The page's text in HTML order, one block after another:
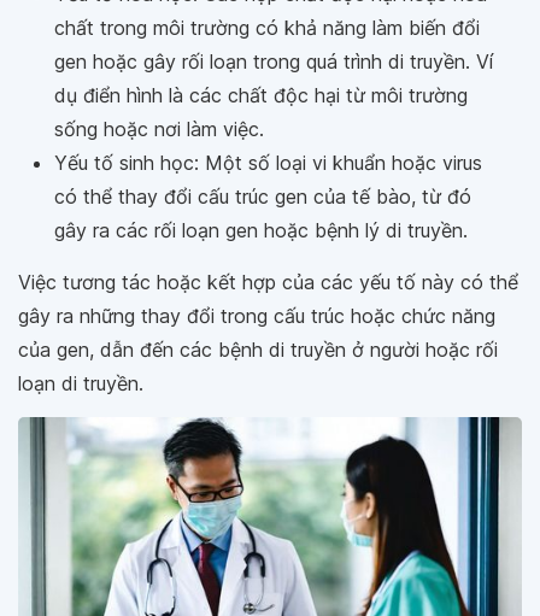
chất trong môi trường có khả năng làm biến đổi
gen hoặc gây rối loạn trong quá trình di truyền. Ví
dụ điển hình là các chất độc hại từ môi trường
sống hoặc nơi làm việc.
Yếu tố sinh học: Một số loại vi khuẩn hoặc virus
có thể thay đổi cấu trúc gen của tế bào, từ đó
gây ra các rối loạn gen hoặc bệnh lý di truyền.
Việc tương tác hoặc kết hợp của các yếu tố này có thể
gây ra những thay đổi trong cấu trúc hoặc chức năng
của gen, dẫn đến các bệnh di truyền ở người hoặc rối
loạn di truyền.